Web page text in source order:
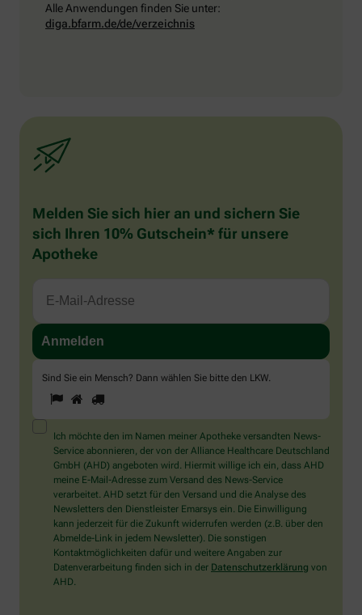
Alle Anwendungen finden Sie unter:
diga.bfarm.de/de/verzeichnis
Melden Sie sich hier an und sichern Sie
sich Ihren 10% Gutschein* für unsere
Apotheke
Sind Sie ein Mensch? Dann wählen Sie bitte den LKW
Sind
Sie
ein
Mensch?
Dann
wählen
Sie
bitte
den
LKW.
1 2
Ich möchte den im Namen meiner Apotheke versandten News-
Service abonnieren, der von der Alliance Healthcare Deutschland
GmbH (AHD) angeboten wird. Hiermit willige ich ein, dass AHD
meine E-Mail-Adresse zum Versand des News-Service
verarbeitet. AHD setzt für den Versand und die Analyse des
Newsletters den Dienstleister Emarsys ein. Die Einwilligung
kann jederzeit für die Zukunft widerrufen werden (z.B. über den
Abmelde-Link in jedem Newsletter). Die sonstigen
Kontaktmöglichkeiten dafür und weitere Angaben zur
Datenverarbeitung finden sich in der Datenschutzerklärung von
AHD.